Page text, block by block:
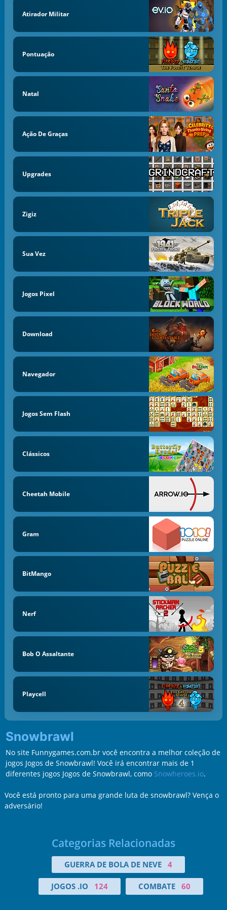
Atirador Militar
Pontuação
Natal
Ação De Graças
Upgrades
Zigiz
Sua Vez
Jogos Pixel
Download
Navegador
Jogos Sem Flash
Clássicos
Cheetah Mobile
Gram
BitMango
Nerf
Bob O Assaltante
Playcell
Snowbrawl
No site Funnygames.com.br você encontra a melhor coleção de
jogos Jogos de Snowbrawl! Você irá encontrar mais de 1
diferentes jogos Jogos de Snowbrawl, como Snowheroes.io.
Você está pronto para uma grande luta de snowbrawl? Vença o
adversário!
Categorias Relacionadas
GUERRA DE BOLA DE NEVE 4
JOGOS .IO 124 COMBATE 60